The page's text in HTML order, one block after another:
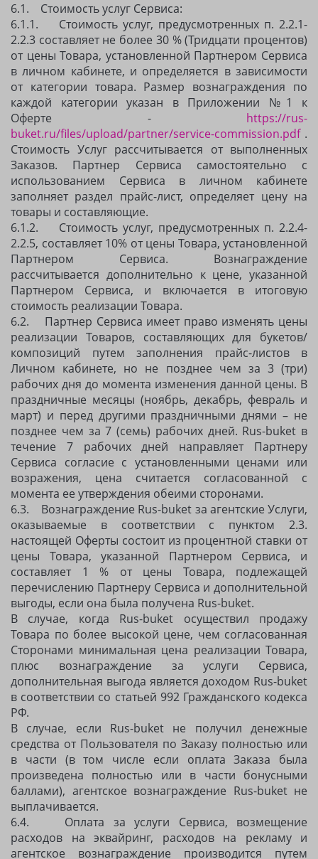
6.1. Стоимость услуг Сервиса:
6.1.1. Стоимость услуг, предусмотренных п. 2.2.1-
2.2.3 составляет не более 30 % (Тридцати процентов)
от цены Товара, установленной Партнером Сервиса
в личном кабинете, и определяется в зависимости
от категории товара. Размер вознаграждения по
каждой категории указан в Приложении №1 к
Оферте - https://rus-
buket.ru/files/upload/partner/service-commission.pdf.
Стоимость Услуг рассчитывается от выполненных
Заказов. Партнер Сервиса самостоятельно с
использованием Сервиса в личном кабинете
заполняет раздел прайс-лист, определяет цену на
товары и составляющие.
6.1.2. Стоимость услуг, предусмотренных п. 2.2.4-
2.2.5, составляет 10% от цены Товара, установленной
Партнером Сервиса. Вознаграждение
рассчитывается дополнительно к цене, указанной
Партнером Сервиса, и включается в итоговую
стоимость реализации Товара.
6.2. Партнер Сервиса имеет право изменять цены
реализации Товаров, составляющих для букетов/
композиций путем заполнения прайс-листов в
Личном кабинете, но не позднее чем за 3 (три)
рабочих дня до момента изменения данной цены. В
праздничные месяцы (ноябрь, декабрь, февраль и
март) и перед другими праздничными днями – не
позднее чем за 7 (семь) рабочих дней. Rus-buket в
течение 7 рабочих дней направляет Партнеру
Сервиса согласие с установленными ценами или
возражения, цена считается согласованной с
момента ее утверждения обеими сторонами.
6.3. Вознаграждение Rus-buket за агентские Услуги,
оказываемые в соответствии с пунктом 2.3.
настоящей Оферты состоит из процентной ставки от
цены Товара, указанной Партнером Сервиса, и
составляет 1 % от цены Товара, подлежащей
перечислению Партнеру Сервиса и дополнительной
выгоды, если она была получена Rus-buket.
В случае, когда Rus-buket осуществил продажу
Товара по более высокой цене, чем согласованная
Сторонами минимальная цена реализации Товара,
плюс вознаграждение за услуги Сервиса,
дополнительная выгода является доходом Rus-buket
в соответствии со статьей 992 Гражданского кодекса
РФ.
В случае, если Rus-buket не получил денежные
средства от Пользователя по Заказу полностью или
в части (в том числе если оплата Заказа была
произведена полностью или в части бонусными
баллами), агентское вознаграждение Rus-buket не
выплачивается.
6.4. Оплата за услуги Сервиса, возмещение
расходов на эквайринг, расходов на рекламу и
агентское вознаграждение производится путем